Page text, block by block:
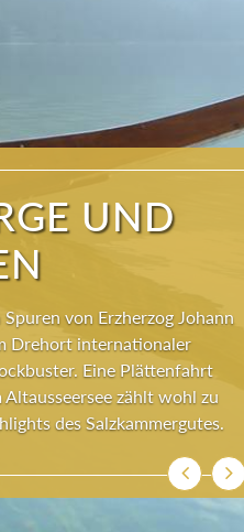
PUR
neue Kraft und viel
Das Wirkungsvermögen
der Natur und ihren
– den Bergen und
Zurück